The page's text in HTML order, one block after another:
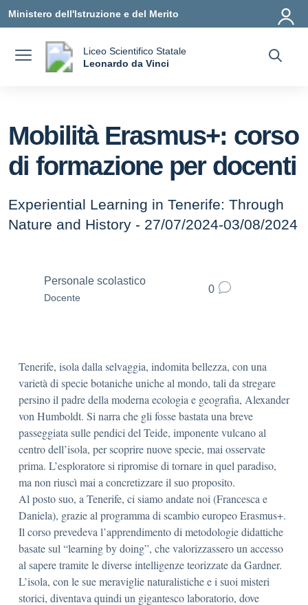
Ministero dell'Istruzione e del Merito
Liceo Scientifico Statale
Leonardo da Vinci
Mobilità Erasmus+: corso
di formazione per docenti
Experiential Learning in Tenerife: Through
Nature and History - 27/07/2024-03/08/2024
Personale scolastico
Docente
0
Tenerife, isola dalla selvaggia, indomita bellezza, con una
varietà di specie botaniche uniche al mondo, tali da stregare
persino il padre della moderna ecologia e geografia, Alexander
von Humboldt. Si narra che gli fosse bastata una breve
passeggiata sulle pendici del Teide, imponente vulcano al
centro dell’isola, per scoprire nuove specie, mai osservate
prima. L’esploratore si ripromise di tornare in quel paradiso,
ma non riuscì mai a concretizzare il suo proposito.
Al posto suo, a Tenerife, ci siamo andate noi (Francesca e
Daniela), grazie al programma di scambio europeo Erasmus+.
Il corso prevedeva l’apprendimento di metodologie didattiche
basate sul “learning by doing”, che valorizzassero un accesso
al sapere tramite le diverse intelligenze teorizzate da Gardner.
L’isola, con le sue meraviglie naturalistiche e i suoi misteri
storici, diventava quindi un gigantesco laboratorio, dove